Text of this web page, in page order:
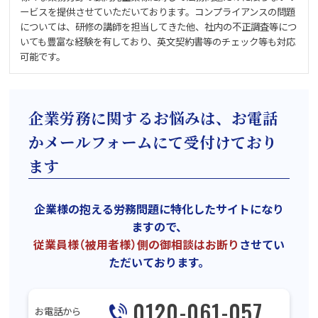
ービスを提供させていただいております。コンプライアンスの問題
については、研修の講師を担当してきた他、社内の不正調査等につ
いても豊富な経験を有しており、英文契約書等のチェック等も対応
可能です。
企業労務に関するお悩みは、お電話
かメールフォームにて受付けており
ます
企業様の抱える労務問題に特化したサイトになり
ますので、
従業員様（被用者様）側の御相談はお断り させてい
ただいております。
お電話から